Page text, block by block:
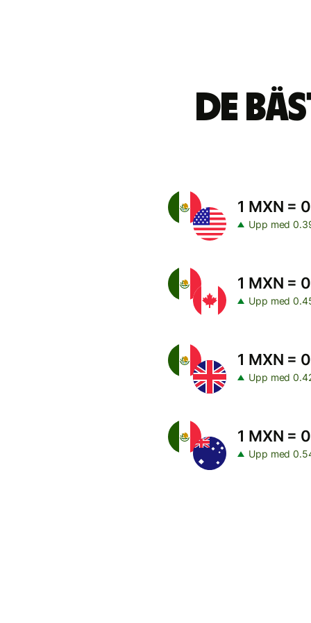
De
1 MXN =
Upp med
1 MXN =
Upp med
1 MXN =
Upp med
1 MXN =
Upp med